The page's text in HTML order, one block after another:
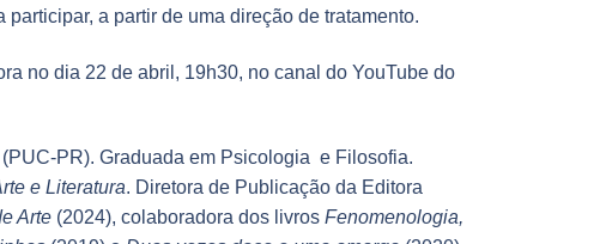
a partir de uma direção de tratamento.
no dia 22 de abril, 19h30, no canal do YouTube do
PR). Graduada em Psicologia e Filosofia.
e Literatura. Diretora de Publicação da Editora
Arte (2024), colaboradora dos livros Fenomenologia,